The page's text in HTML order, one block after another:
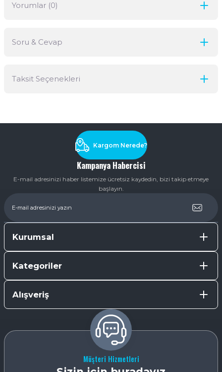
Yorumlar (0)
Soru & Cevap
Taksit Seçenekleri
Kampanya Habercisi
E-mail adresinizi haber listemize ücretsiz kaydedin, bizi takip etmeye
başlayın.
Kargom Nerede?
Kurumsal
Kategoriler
Alışveriş
Müşteri Hizmetleri